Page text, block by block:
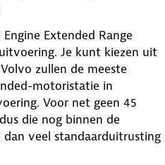
Extended Range
Je kunt kiezen uit
zullen de meeste
motoristatie in
Voor net geen 45
die nog binnen de
dan veel standaarduitrusting